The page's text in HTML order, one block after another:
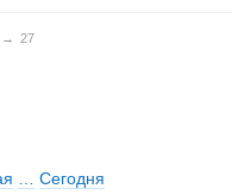
27
Сегодня